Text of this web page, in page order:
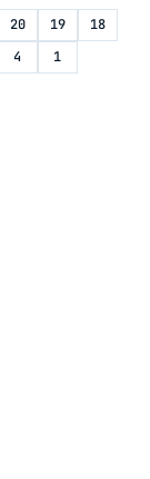
20 19
18
4 1